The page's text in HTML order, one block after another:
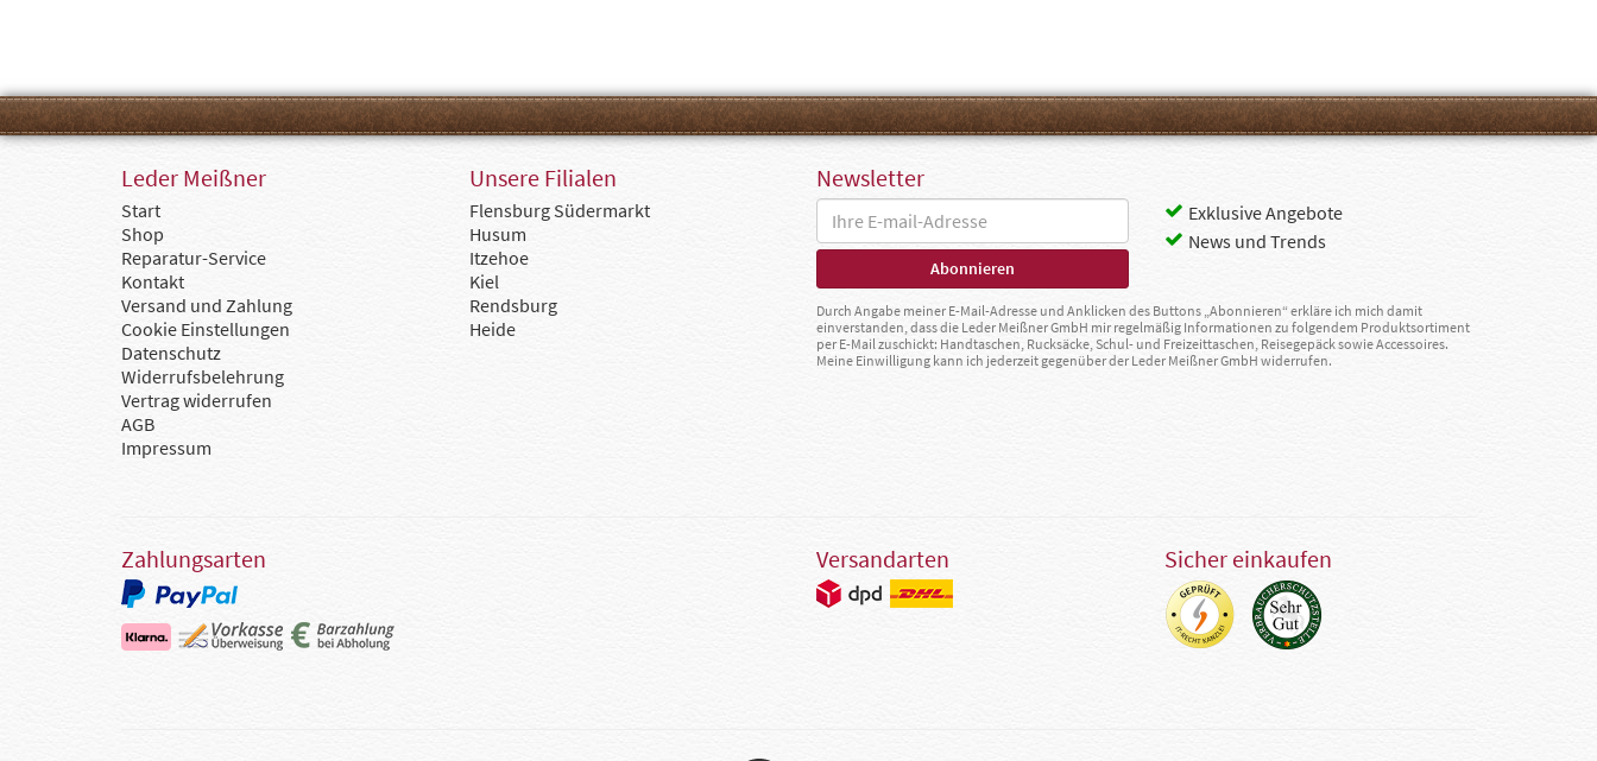
Leder Meißner
Start
Shop
Reparatur-Service
Kontakt
Versand und Zahlung
Cookie Einstellungen
Datenschutz
Widerrufsbelehrung
Vertrag widerrufen
AGB
Impressum
Unsere Filialen
Flensburg Südermarkt
Husum
Itzehoe
Kiel
Rendsburg
Heide
Newsletter
Exklusive Angebote
News und Trends
Durch Angabe meiner E-Mail-Adresse und Anklicken des Buttons „Abonnieren“ erkläre ich mich damit
einverstanden, dass die Leder Meißner GmbH mir regelmäßig Informationen zu folgendem Produktsortiment
per E-Mail zuschickt: Handtaschen, Rucksäcke, Schul- und Freizeittaschen, Reisegepäck sowie Accessoires.
Meine Einwilligung kann ich jederzeit gegenüber der Leder Meißner GmbH widerrufen.
Zahlungsarten Versandarten Sicher einkaufen